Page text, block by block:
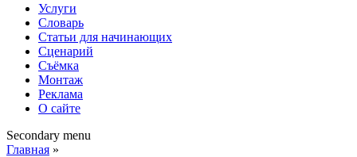
Услуги
Словарь
Статьи для начинающих
Сценарий
Съёмка
Монтаж
Реклама
О сайте
Secondary menu
Главная »